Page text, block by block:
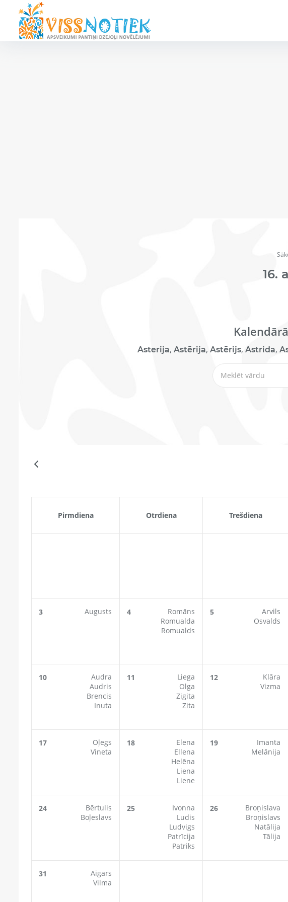
16.
Asterija, Astērija, Astērijs, Astrida,
Pirmdiena Otrdiena Trešdiena
3 Augusts 4
Romāns
Romualda
Romualds
5
Arvils
Osvalds
10
Audra
Audris
Brencis
Inuta
11
Liega
Olga
Zigita
Zita
12
Klāra
Vizma
17
Oļegs
Vineta
18
Elena
Ellena
Helēna
Liena
Liene
19
Imanta
Melānija
24
Bērtulis
Boļeslavs
25
Ivonna
Ludis
Ludvigs
Patrīcija
Patriks
26
Broņislava
Broņislavs
Natālija
Tālija
31
Aigars
Vilma